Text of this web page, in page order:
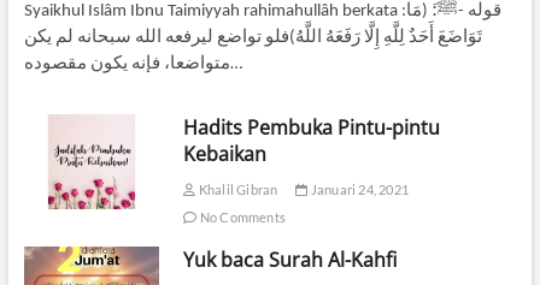
Syaikhul Islâm Ibnu Taimiyyah rahimahullâh berkata :ﻗﻮﻟﻪ -ﷺ:َ (ﻣَﺎ
ﺗَﻮَﺍﺿَﻊَ ﺃَﺣَﺪٌ ﻟِﻠَّﻪِ ﺇِﻟَّﺎ ﺭَﻓَﻌَﻪُ ﺍﻟﻠَّﻪُ)ﻓﻠﻮ ﺗﻮﺍﺿﻊ ﻟﻴﺮﻓﻌﻪ ﺍﻟﻠﻪ ﺳﺒﺤﺎﻧﻪ ﻟﻢ ﻳﻜﻦ
ﻣﺘﻮﺍﺿﻌﺎ، ﻓﺈﻧﻪ ﻳﻜﻮﻥ ﻣﻘﺼﻮﺩﻩ…
Hadits Pembuka Pintu-pintu
Kebaikan
Khalil Gibran
Januari 24, 2021
No Comments
Yuk baca Surah Al-Kahfi